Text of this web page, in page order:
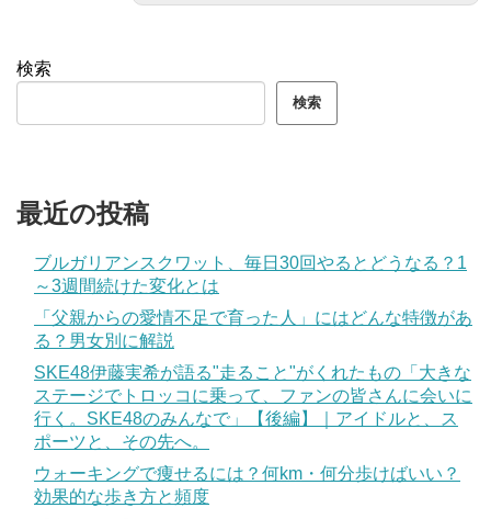
検索
検索
最近の投稿
ブルガリアンスクワット、毎日30回やるとどうなる？1
～3週間続けた変化とは
「父親からの愛情不足で育った人」にはどんな特徴があ
る？男女別に解説
SKE48伊藤実希が語る"走ること"がくれたもの「大きな
ステージでトロッコに乗って、ファンの皆さんに会いに
行く。SKE48のみんなで」【後編】｜アイドルと、ス
ポーツと、その先へ。
ウォーキングで痩せるには？何km・何分歩けばいい？
効果的な歩き方と頻度